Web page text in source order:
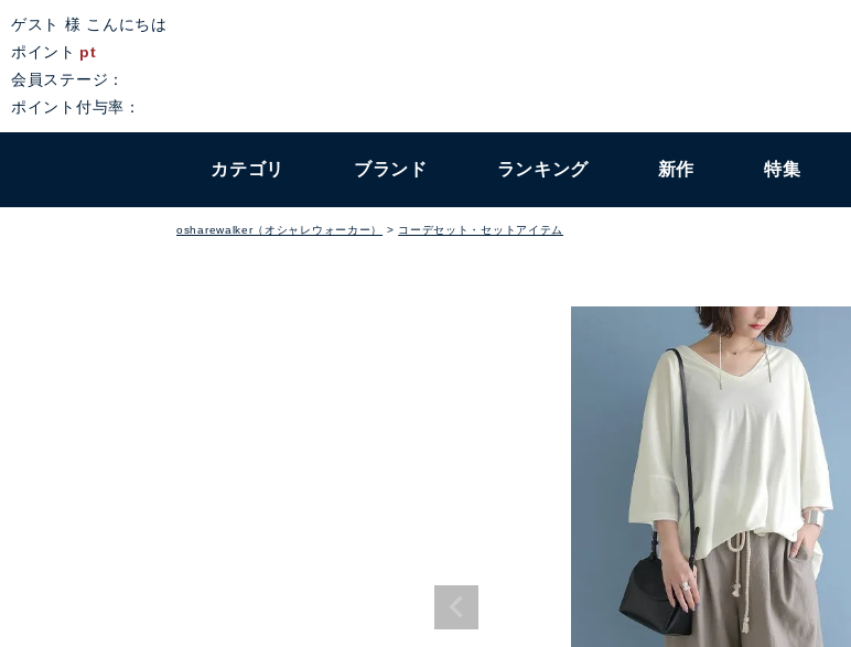
ゲスト 様 こんにちは
ポイント pt
会員ステージ：
ポイント付与率：
カテゴリ ブランド ランキング 新作 特集
osharewalker（オシャレウォーカー） コーデセット・セットアイテム